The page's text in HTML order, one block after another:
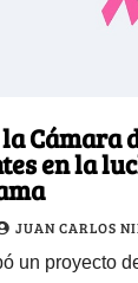
Cámara
en la
JUAN CARLOS
un proyecto